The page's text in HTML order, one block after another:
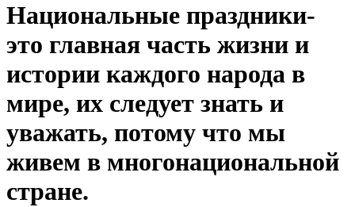
Национальные праздники-
это главная часть жизни и
истории каждого народа в
мире, их следует знать и
уважать, потому что мы
живем в многонациональной
стране.